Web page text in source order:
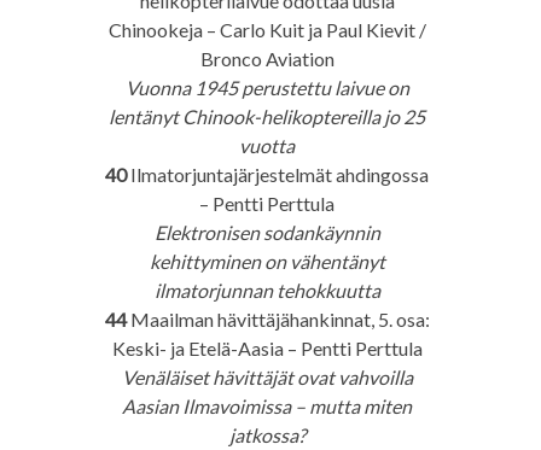
Chinookeja – Carlo Kuit ja Paul Kievit /
Bronco Aviation
Vuonna 1945 perustettu laivue on
lentänyt Chinook-helikoptereilla jo 25
vuotta
40Ilmatorjuntajärjestelmät ahdingossa
– Pentti Perttula
Elektronisen sodankäynnin
kehittyminen on vähentänyt
ilmatorjunnan tehokkuutta
44Maailman hävittäjähankinnat, 5. osa:
Keski- ja Etelä-Aasia – Pentti Perttula
Venäläiset hävittäjät ovat vahvoilla
Aasian Ilmavoimissa – mutta miten
jatkossa?